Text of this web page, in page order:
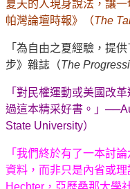
夏天的人現身說法，讓
帕灣論壇時報》（The
「為自由之夏經驗，提
步》雜誌（The
「對民權運動或美國改
過這本精采好書。」
State University）
「我們終於有了一本討
資料，而非只是內省或
Hechter，亞歷桑那大學